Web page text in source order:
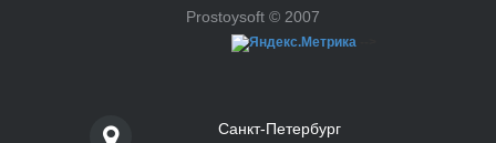
Prostoysoft © 2007
Санкт-Петербург